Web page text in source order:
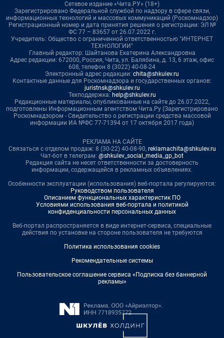
Сетевое издание «Чита.РУ» (18+)
Зарегистрировано Федеральной службой по надзору в сфере связи,
информационных технологий и массовых коммуникаций (Роскомнадзор)
Регистрационный номер и дата принятия решения о регистрации: ЭЛ №
ФС 77 – 83657 от 26.07.2022 г.
Учредитель: Общество с ограниченной ответственностью "ИНТЕРНЕТ
ТЕХНОЛОГИИ"
Главный редактор: Шайтанова Екатерина Александровна
Адрес редакции: 672000, Россия, Чита, ул. Балябина, д. 13, 6 этаж, офис
608, телефон 8 (3022) 40-08-24
Электронный адрес редакции: chita@shkulev.ru
Контактные данные для Роскомнадзора и государственных органов:
juristnsk@shkulev.ru
Техподдержка: help@shkulev.ru
Редакционные материалы, опубликованные на сайте до 26.07.2022,
подготовлены Информационным агентством Чита.Ру (Зарегистрировано
Роскомнадзором - Свидетельство о регистрации средства массовой
информации ИА №ФС 77-71394 от 17 октября 2017 года)
РЕКЛАМА НА САЙТЕ
Связаться с отделом продаж: 8 (30-22) 40-08-90, reklamachita@shkulev.ru
Чат-бот в телеграм: @shkulev_social_media_gp_bot
Редакция сайта не несет ответственности за достоверность
информации, содержащейся в рекламных объявлениях.
Особенности эксплуатации (использования) веб-портала регулируются:
Руководством пользователя
Описанием функциональных характеристик ПО
Условиями использования веб-портала и политикой
конфиденциальности персональных данных
Веб-портал распространяется в виде интернет-сервиса, специальные
действия по установке на стороне пользователя не требуются
Политика использования cookies
Рекомендательные системы
Пользовательское соглашение сервиса «Подписка без баннерной
рекламы»